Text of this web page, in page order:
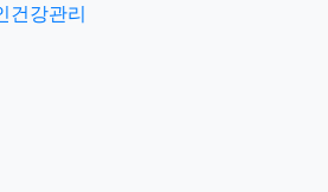
건강관리